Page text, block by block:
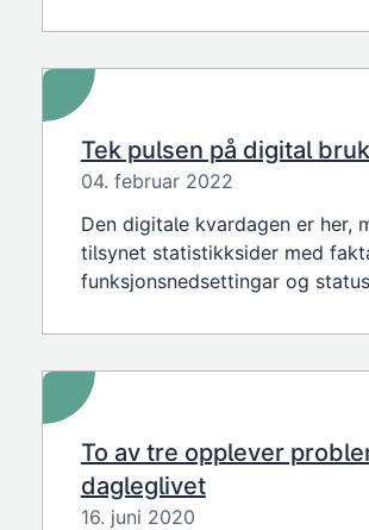
Tek pulsen på digital
04. februar 2022
Den digitale kvardagen er her,
tilsynet statistikksider med
funksjonsnedsettingar og
To av tre opplever
dagleglivet
16. juni 2020